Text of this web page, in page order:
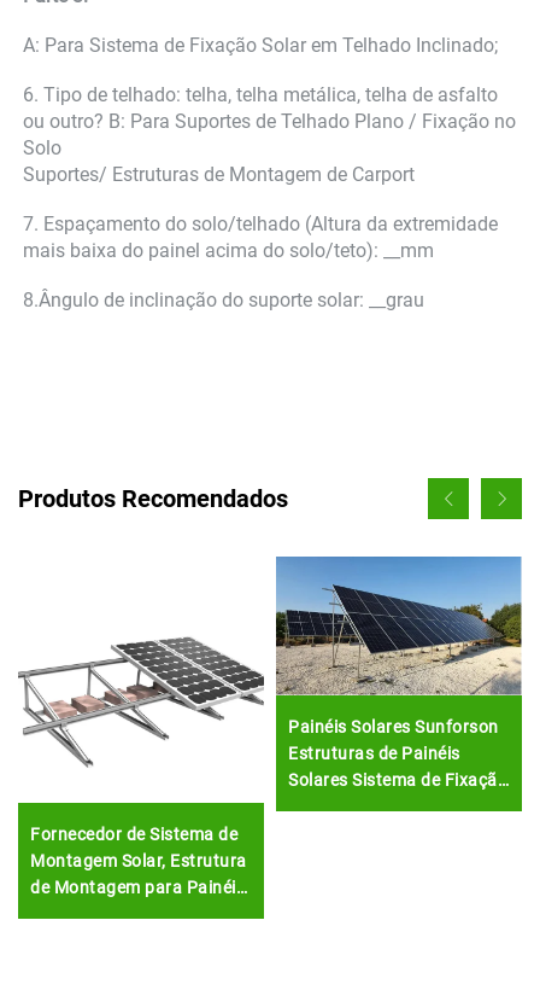
A: Para Sistema de Fixação Solar em Telhado Inclinado;
6. Tipo de telhado: telha, telha metálica, telha de asfalto
ou outro? B: Para Suportes de Telhado Plano / Fixação no
Solo
Suportes/ Estruturas de Montagem de Carport
7. Espaçamento do solo/telhado (Altura da extremidade
mais baixa do painel acima do solo/teto): __mm
8.Ângulo de inclinação do suporte solar: __grau
Produtos Recomendados
Fornecedor de Sistema de
Montagem Solar, Estrutura
de Montagem para Painéis
Painéis Solares Sunforson
Estruturas de Painéis
Solares Sistema de Fixação